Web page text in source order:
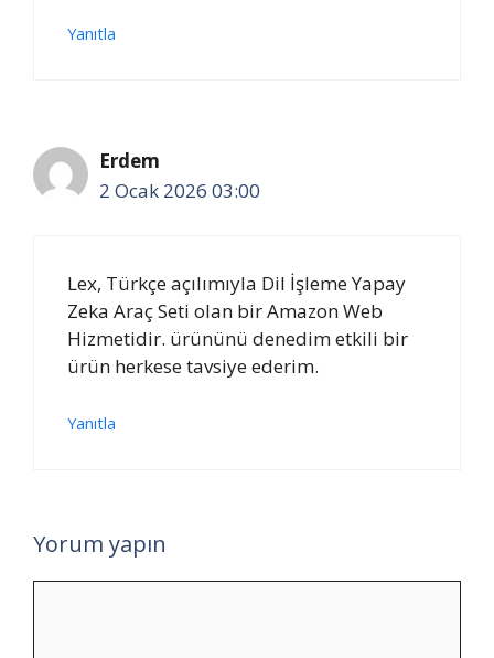
Yanıtla
Erdem
2 Ocak 2026 03:00
Lex, Türkçe açılımıyla Dil İşleme Yapay
Zeka Araç Seti olan bir Amazon Web
Hizmetidir. ürününü denedim etkili bir
ürün herkese tavsiye ederim.
Yanıtla
Yorum yapın